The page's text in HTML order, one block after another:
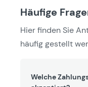
Häufige
Hier finden Sie
häufig gestellt
Welche